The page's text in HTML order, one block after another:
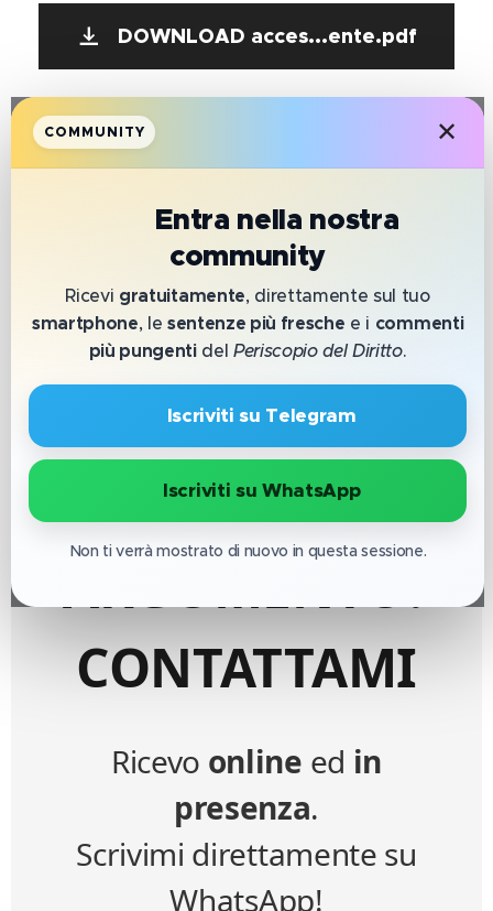
DOWNLOAD acces...ente.pdf
COMMUNITY ✕
Entra nella nostra
community
Ricevi gratuitamente, direttamente sul tuo
smartphone, le sentenze più fresche e i commenti
più pungentidelPeriscopio del Diritto.
🔹 Iscriviti su Telegram
🔹 Iscriviti su WhatsApp
Non ti verrà mostrato di nuovo in questa sessione.
HAI BISOGNO
DI
CONSULENZA
SU QUESTO
ARGOMENTO?
CONTATTAMI
Ricevo online ed in
presenza.
Scrivimi direttamente su
WhatsApp!